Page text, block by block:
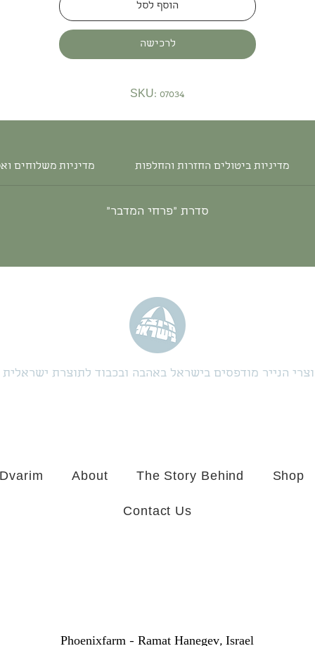
הוסף לסל
לרכישה
SKU: 07034
מדיניות משלוחים מדיניות ביטולים החזרות והחלפות
סדרת ״פרחי המדבר״
הנייר מודפסים בישראל באהבה ובכבוד לתוצרת ישראלית
About The Story Behind Shop
Contact Us
Phoenixfarm - Ramat Hanegev, Israel